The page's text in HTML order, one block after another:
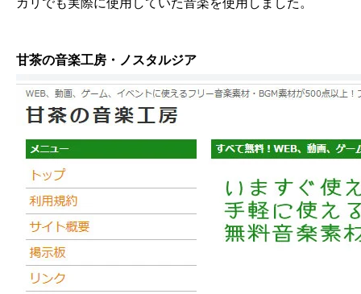
カリでも実際に使用していた音楽を使用しました。
甘茶の音楽工房・ノスタルジア